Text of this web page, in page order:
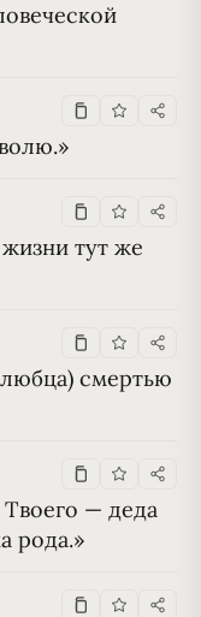
тут же
смертью
— деда
рода.»